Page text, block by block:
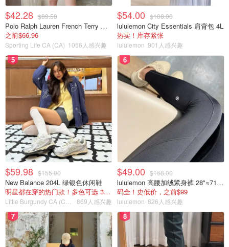
免税价格是 395 欧元，结账时售货员取出个新的，说是同
款就没查，到酒店拿出用，斜挎肩带可拆卸，手拎带是固定
的，同展品正相反，付款前最好再检验下新品。
$42.28 $89.50
Polo Ralph Lauren French Terry 女童连帽卫衣 7-16码
之前$66.96
Sporting Life CA (CA) 1056人感兴趣
$54.00 $108.00
lululemon City Essentials 肩背包 4L
热卖！库存紧张
lululemon 901人感兴趣
5
$59.98 $155.00
New Balance 204L 绿银色休闲鞋
明星都在穿的热门款！多色可选 3.8折
869人感兴趣
6
$49.00 $168.00
lululemon 高腰加绒紧身裤 28"≈71cm 5个口袋
码全！史低价，之前$99
lululemon 826人感兴趣
7 8